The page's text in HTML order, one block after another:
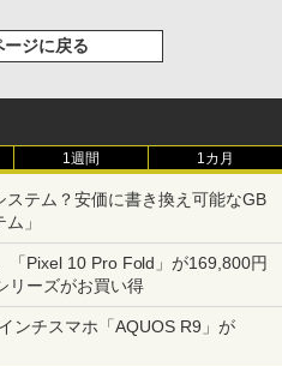
ージに戻る
1週間 1カ月
テム？安価に書き換え可能なGB
」
「Pixel 10 Pro Fold」が169,800円
リーズがお買い得
ンチスマホ「AQUOS R9」が